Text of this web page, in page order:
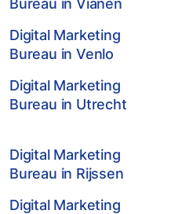
Bureau in Vianen
Digital Marketing
Bureau in Venlo
Digital Marketing
Bureau in Utrecht
Digital Marketing
Bureau in Rijssen
Digital Marketing